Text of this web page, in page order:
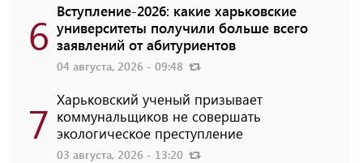
6 Вступление-2026: какие харьковские
университеты получили больше всего
заявлений от абитуриентов
04 августа, 2026 - 09:48
7 Харьковский ученый призывает
коммунальщиков не совершать
экологическое преступление
03 августа, 2026 - 13:20